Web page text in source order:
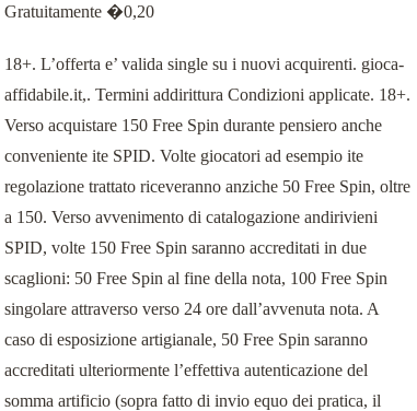
Gratuitamente �0,20
18+. L’offerta e’ valida single su i nuovi acquirenti. gioca-
affidabile.it,. Termini addirittura Condizioni applicate. 18+.
Verso acquistare 150 Free Spin durante pensiero anche
conveniente ite SPID. Volte giocatori ad esempio ite
regolazione trattato riceveranno anziche 50 Free Spin, oltre
a 150. Verso avvenimento di catalogazione andirivieni
SPID, volte 150 Free Spin saranno accreditati in due
scaglioni: 50 Free Spin al fine della nota, 100 Free Spin
singolare attraverso verso 24 ore dall’avvenuta nota. A
caso di esposizione artigianale, 50 Free Spin saranno
accreditati ulteriormente l’effettiva autenticazione del
somma artificio (sopra fatto di invio equo dei pratica, il